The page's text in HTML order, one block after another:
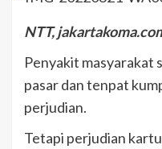
NTT,
Penyakit masyarakat
pasar dan tenpat
perjudian.
Tetapi perjudian